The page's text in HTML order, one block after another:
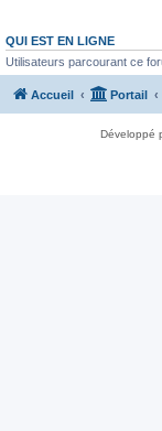
QUI EST EN LIGNE
Utilisateurs parcourant ce
Accueil Portail
Développé